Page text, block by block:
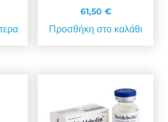
61,50 €
Προσθήκη στο καλάθι